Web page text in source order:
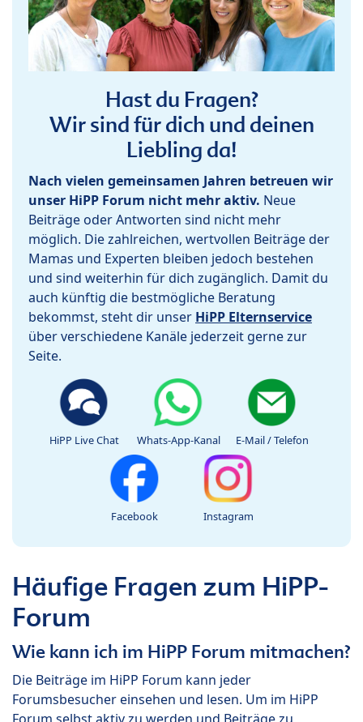
Hast du Fragen?
Wir sind für dich und deinen
Liebling da!
Nach vielen gemeinsamen Jahren betreuen wir
unser HiPP Forum nicht mehr aktiv. Neue
Beiträge oder Antworten sind nicht mehr
möglich. Die zahlreichen, wertvollen Beiträge der
Mamas und Experten bleiben jedoch bestehen
und sind weiterhin für dich zugänglich. Damit du
auch künftig die bestmögliche Beratung
bekommst, steht dir unser HiPP Elternservice
über verschiedene Kanäle jederzeit gerne zur
Seite.
HiPP Live Chat Whats-App-Kanal E-Mail / Telefon
Facebook Instagram
Häufige Fragen zum HiPP-
Forum
Wie kann ich im HiPP Forum mitmachen?
Die Beiträge im HiPP Forum kann jeder
Forumsbesucher einsehen und lesen. Um im HiPP